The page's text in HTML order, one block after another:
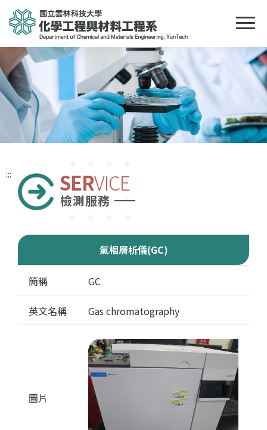
::: SERVICE
檢測服務
氣相層析儀(GC)
簡稱 GC
英文名稱 Gas chromatography
圖片